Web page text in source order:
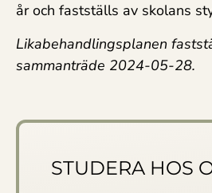
år och fastställs av skolans
Likabehandlingsplanen
sammanträde 2024-05-28.
STUDERA HOS